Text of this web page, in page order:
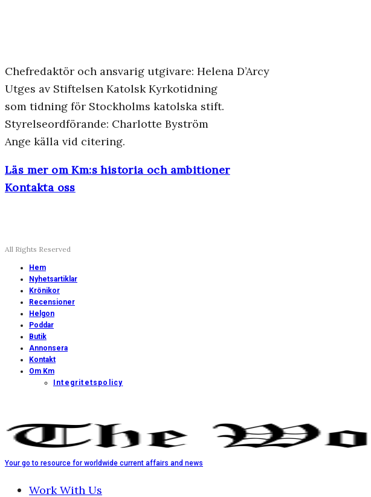
Chefredaktör och ansvarig utgivare: Helena D’Arcy
Utges av Stiftelsen Katolsk Kyrkotidning
som tidning för Stockholms katolska stift.
Styrelseordförande: Charlotte Byström
Ange källa vid citering.
Läs mer om Km:s historia och ambitioner
Kontakta oss
All Rights Reserved
Hem
Nyhetsartiklar
Krönikor
Recensioner
Helgon
Poddar
Butik
Annonsera
Kontakt
Om Km
Integritetspolicy
Your go to resource for worldwide current affairs and news
Work With Us